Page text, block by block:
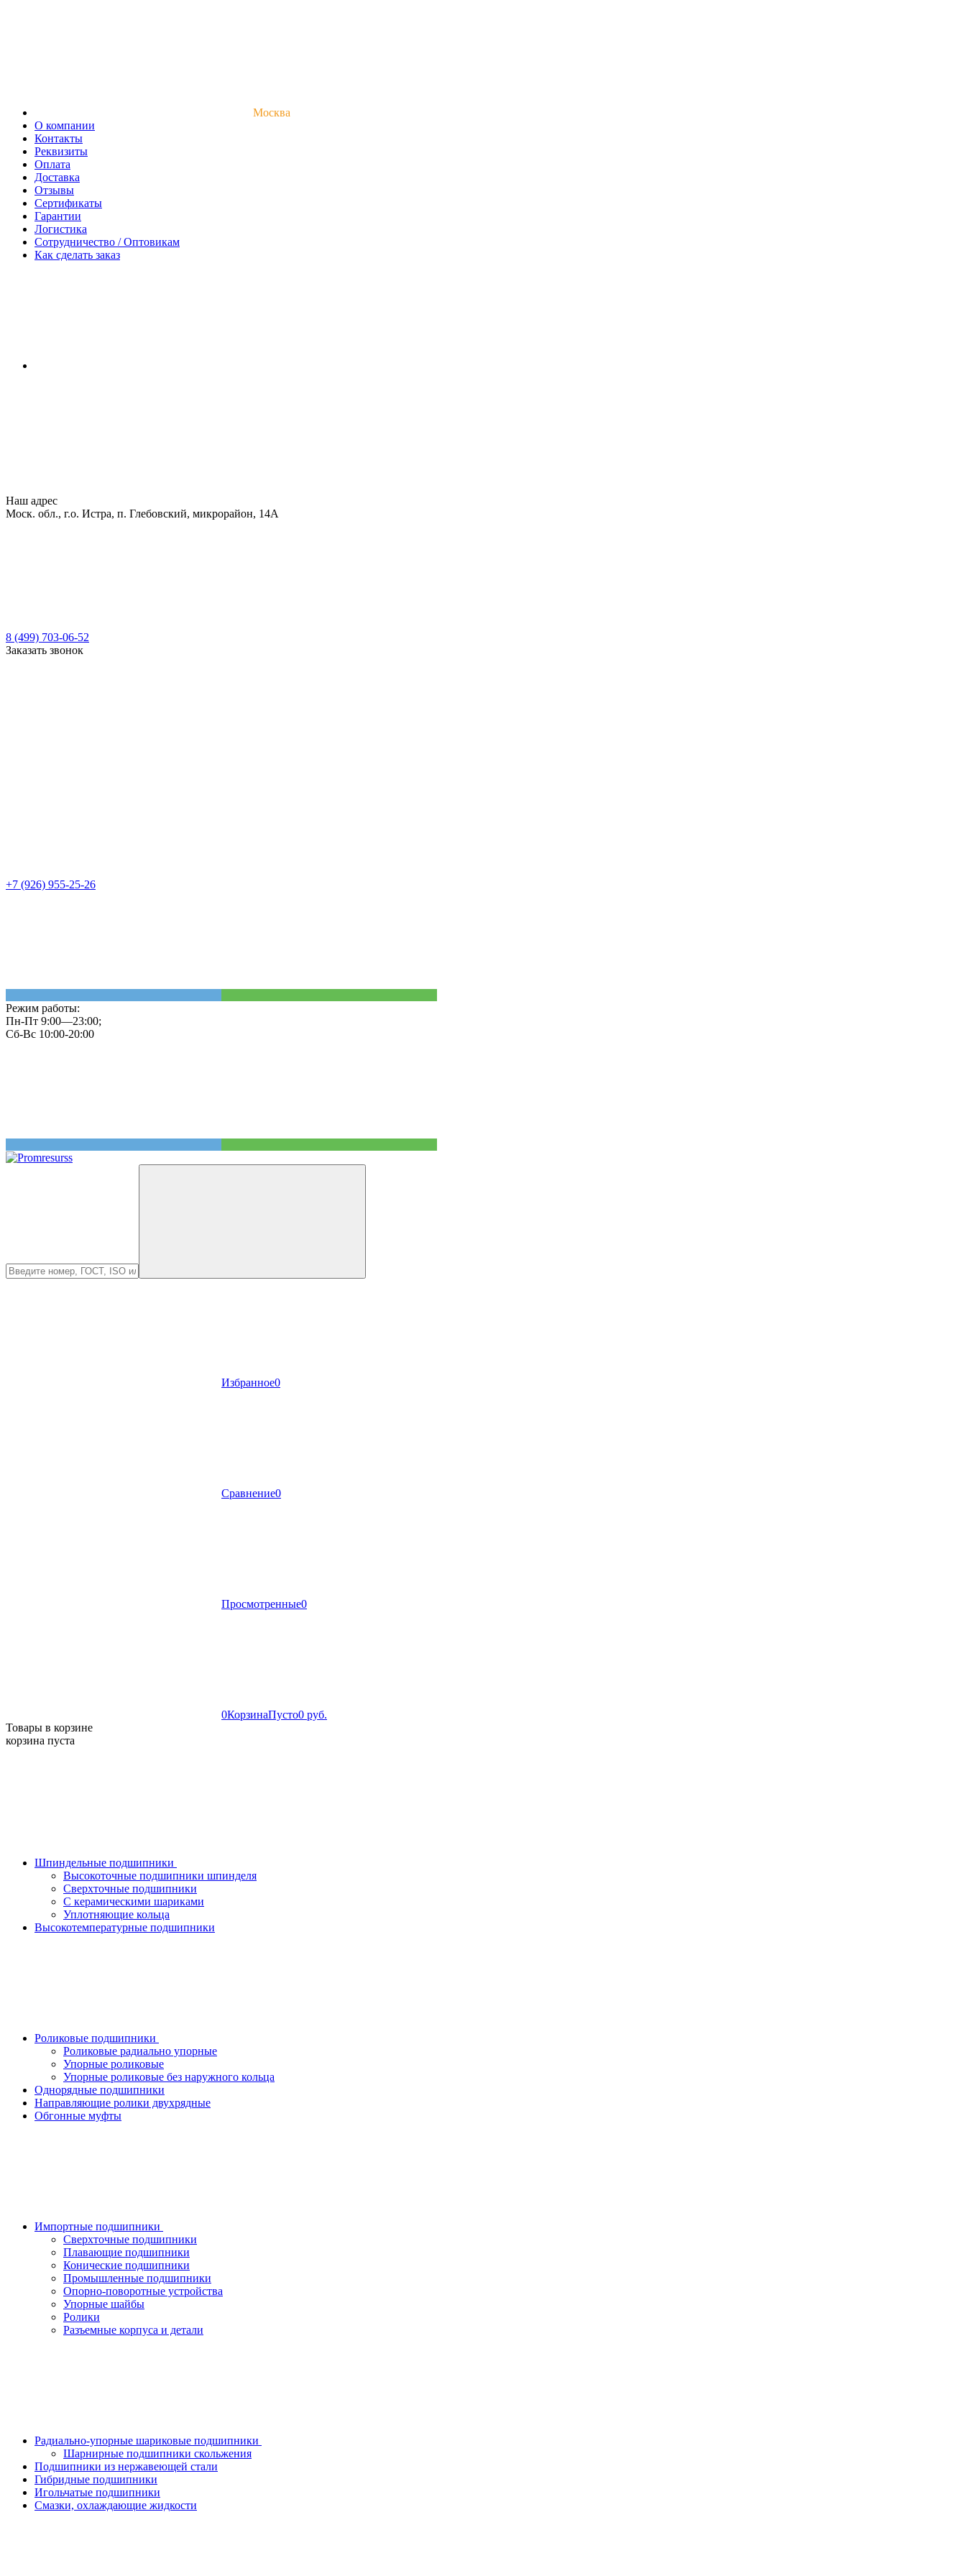
Москва
О компании
Контакты
Реквизиты
Оплата
Доставка
Отзывы
Сертификаты
Гарантии
Логистика
Сотрудничество / Оптовикам
Как сделать заказ
Наш адрес
Моск. обл., г.о. Истра, п. Глебовский, микрорайон, 14А
8 (499) 703-06-52
Заказать звонок
+7 (926) 955-25-26
Режим работы:
Пн-Пт 9:00—23:00;
Сб-Вс 10:00-20:00
Избранное0
Сравнение0
Просмотренные0
0КорзинаПусто0 руб.
Товары в корзине
корзина пуста
Шпиндельные подшипники
Высокоточные подшипники шпинделя
Сверхточные подшипники
С керамическими шариками
Уплотняющие кольца
Высокотемпературные подшипники
Роликовые подшипники
Роликовые радиально упорные
Упорные роликовые
Упорные роликовые без наружного кольца
Однорядные подшипники
Направляющие ролики двухрядные
Обгонные муфты
Импортные подшипники
Сверхточные подшипники
Плавающие подшипники
Конические подшипники
Промышленные подшипники
Опорно-поворотные устройства
Упорные шайбы
Ролики
Разъемные корпуса и детали
Радиально-упорные шариковые подшипники
Шарнирные подшипники скольжения
Подшипники из нержавеющей стали
Гибридные подшипники
Игольчатые подшипники
Смазки, охлаждающие жидкости